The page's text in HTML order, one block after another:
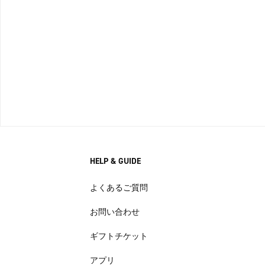
HELP & GUIDE
よくあるご質問
お問い合わせ
ギフトチケット
アプリ